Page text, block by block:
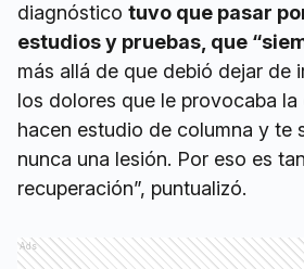
diagnóstico tuvo que pasar
estudios y pruebas, que
más allá de que debió dejar de
los dolores que le provocaba la
hacen estudio de columna y te
nunca una lesión. Por eso es
recuperación”, puntualizó.
Ads